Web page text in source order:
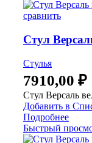
сравнить
Стул
Стулья
7910,00 ₽
Стул Версаль
Добавить в
Подробнее
Быстрый